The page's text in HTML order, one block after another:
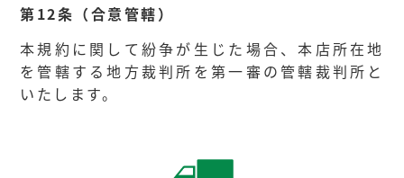
第12条（合意管轄）
本規約に関して紛争が生じた場合、本店所在地
を管轄する地方裁判所を第一審の管轄裁判所と
いたします。